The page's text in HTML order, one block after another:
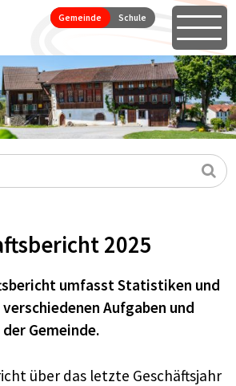
Gemeinde Schule
2025
umfasst Statistiken und
Aufgaben und
Gemeinde.
über das letzte Geschäftsjahr